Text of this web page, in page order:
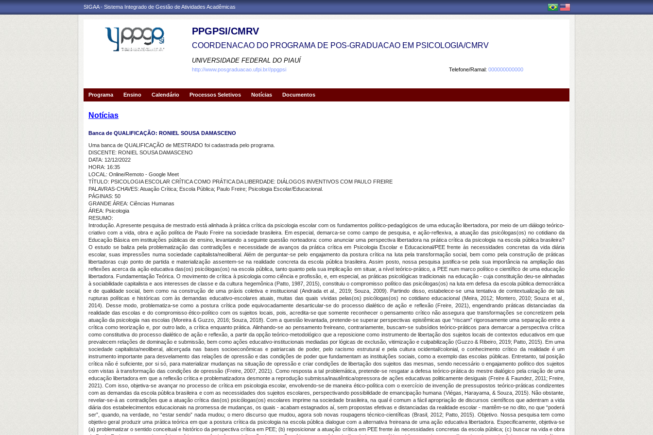
SIGAA - Sistema Integrado de Gestão de Atividades Acadêmicas
PPGPSI/CMRV
COORDENACAO DO PROGRAMA DE POS-GRADUACAO EM PSICOLOGIA/CMRV
UNIVERSIDADE FEDERAL DO PIAUÍ
Telefone/Ramal: 000000000000
http://www.posgraduacao.ufpi.br//ppgpsi
Programa Ensino Calendário Processos Seletivos Notícias Documentos
Notícias
Banca de QUALIFICAÇÃO: RONIEL SOUSA DAMASCENO
Uma banca de QUALIFICAÇÃO de MESTRADO foi cadastrada pelo programa.
DISCENTE: RONIEL SOUSA DAMASCENO
DATA: 12/12/2022
HORA: 16:35
LOCAL: Online/Remoto - Google Meet
TÍTULO: PSICOLOGIA ESCOLAR CRÍTICA COMO PRÁTICA DA LIBERDADE: DIÁLOGOS INVENTIVOS COM PAULO FREIRE
PALAVRAS-CHAVES: Atuação Crítica; Escola Pública; Paulo Freire; Psicologia Escolar/Educacional.
PÁGINAS: 50
GRANDE ÁREA: Ciências Humanas
ÁREA: Psicologia
RESUMO:
Introdução. A presente pesquisa de mestrado está alinhada à prática crítica da psicologia escolar com os fundamentos político-pedagógicos de uma educação libertadora, por meio de um diálogo teórico-
criativo com a vida, obra e ação política de Paulo Freire na sociedade brasileira. Em especial, demarca-se como campo de pesquisa, e ação-reflexiva, a atuação das psicólogas(os) no cotidiano da
Educação Básica em instituições públicas de ensino, levantando a seguinte questão norteadora: como anunciar uma perspectiva libertadora na prática crítica da psicologia na escola pública brasileira?
O estudo se baliza pela problematização das contradições e necessidade de avanços da prática crítica em Psicologia Escolar e Educacional/PEE frente às necessidades concretas da vida diária
escolar, suas impressões numa sociedade capitalista/neoliberal. Além de perguntar-se pelo engajamento da postura crítica na luta pela transformação social, bem como pela construção de práticas
libertadoras cujo ponto de partida e materialização assentem-se na realidade concreta da escola pública brasileira. Assim posto, nossa pesquisa justifica-se pela sua importância na ampliação das
reflexões acerca da ação educativa das(os) psicólogas(os) na escola pública, tanto quanto pela sua implicação em situar, a nível teórico-prático, a PEE num marco político e científico de uma educação
libertadora. Fundamentação Teórica. O movimento de crítica à psicologia como ciência e profissão, e, em especial, as práticas psicológicas tradicionais na educação - cuja constituição deu-se alinhadas
à sociabilidade capitalista e aos interesses de classe e da cultura hegemônica (Patto, 1987, 2015), constituiu o compromisso político das psicólogas(os) na luta em defesa da escola pública democrática
e de qualidade social, bem como na construção de uma práxis coletiva e institucional (Andrada et al., 2019; Souza, 2009). Partindo disso, estabelece-se uma tentativa de contextualização de tais
rupturas políticas e históricas com às demandas educativo-escolares atuais, muitas das quais vividas pelas(os) psicólogas(os) no cotidiano educacional (Meira, 2012; Montero, 2010; Souza et al.,
2014). Desse modo, problematiza-se como a postura crítica pode equivocadamente desarticular-se do processo dialético de ação e reflexão (Freire, 2021), engendrando práticas distanciadas da
realidade das escolas e do compromisso ético-político com os sujeitos locais, pois, acredita-se que somente reconhecer o pensamento crítico não assegura que transformações se concretizem pela
atuação da psicologia nas escolas (Moreira & Guzzo, 2016; Souza, 2018). Com a questão levantada, pretende-se superar perspectivas epistêmicas que “riscam” rigorosamente uma separação entre a
crítica como teorização e, por outro lado, a crítica enquanto prática. Alinhando-se ao pensamento freireano, contrariamente, buscam-se subsídios teórico-práticos para demarcar a perspectiva crítica
como constitutiva do processo dialético de ação e reflexão, a partir da opção teórico-metodológico que a reposicione como instrumento de libertação dos sujeitos locais de contextos educativos em que
prevalecem relações de dominação e submissão, bem como ações educativo-institucionais mediadas por lógicas de exclusão, vitimização e culpabilização (Guzzo & Ribeiro, 2019; Patto, 2015). Em uma
sociedade capitalista/neoliberal, alicerçada nas bases socioeconômicas e patriarcais de poder, pelo racismo estrutural e pela cultura ocidental/colonial, o conhecimento crítico da realidade é um
instrumento importante para desvelamento das relações de opressão e das condições de poder que fundamentam as instituições sociais, como a exemplo das escolas públicas. Entretanto, tal posição
crítica não é suficiente, por si só, para materializar mudanças na situação de opressão e criar condições de libertação dos sujeitos das mesmas, sendo necessário o engajamento político dos sujeitos
com vistas à transformação das condições de opressão (Freire, 2007, 2021). Como resposta a tal problemática, pretende-se resgatar a defesa teórico-prática do mestre dialógico pela criação de uma
educação libertadora em que a reflexão crítica e problematizadora desmonte a reprodução submissa/inautêntica/opressora de ações educativas politicamente desiguais (Freire & Faundez, 2011; Freire,
2021). Com isso, objetiva-se avançar no processo de crítica em psicologia escolar, envolvendo-se de maneira ético-política com o exercício de invenção de pressupostos teórico-práticas condizentes
com as demandas da escola pública brasileira e com as necessidades dos sujeitos escolares, perspectivando possibilidade de emancipação humana (Viégas, Harayama, & Souza, 2015). Não obstante,
revelar-se-á as contradições que a atuação crítica das(os) psicólogas(os) escolares imprime na sociedade brasileira, na qual é comum a fácil apropriação de discursos científicos que adentram a vida
diária dos estabelecimentos educacionais na promessa de mudanças, os quais - acabam estagnados aí, sem propostas efetivas e distanciadas da realidade escolar - mantêm-se no dito, no que “poderá
ser”, quando, na verdade, no “estar sendo” nada mudou; o mero discurso que mudou, agora sob novas roupagens técnico-científicas (Brasil, 2012; Patto, 2015). Objetivo. Nossa pesquisa tem como
objetivo geral produzir uma prática teórica em que a postura crítica da psicologia na escola pública dialogue com a alternativa freireana de uma ação educativa libertadora. Especificamente, objetiva-se
(a) problematizar o sentido conceitual e histórico da perspectiva crítica em PEE; (b) reposicionar a atuação crítica em PEE frente às necessidades concretas da escola pública; (c) buscar na vida e obra